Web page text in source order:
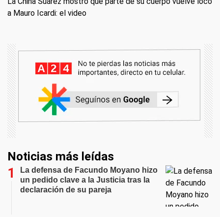
a Mauro Icardi: el video
Noticias más leídas
La defensa de Facundo Moyano hizo
un pedido clave a la Justicia tras la
declaración de su pareja